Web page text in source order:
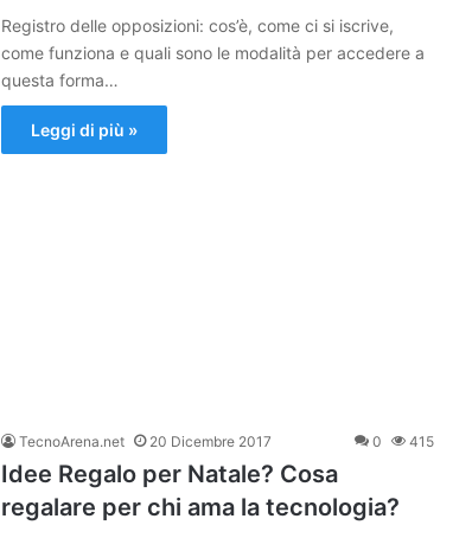
Registro delle opposizioni: cos’è, come ci si iscrive,
come funziona e quali sono le modalità per accedere a
questa forma…
Leggi di più »
TecnoArena.net 20 Dicembre 2017 0 415
Idee Regalo per Natale? Cosa
regalare per chi ama la tecnologia?